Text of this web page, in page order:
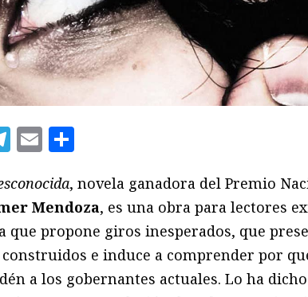
Telegram
Email
, novela ganadora del Premio
Mendoza, es una obra para lectores
que propone giros inesperados, que
e induce a comprender por
a los gobernantes actuales. Lo ha